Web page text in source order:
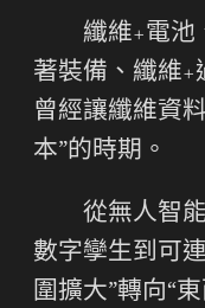
纖維+電池
著裝備、纖維+
曾經讓纖維資
本”的時期。
從無人智
數字孿生到可
圍擴大”轉向“